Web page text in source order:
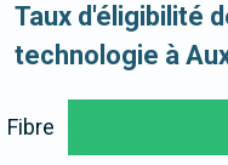
Taux d'éligibilité
technologie à
Fibre